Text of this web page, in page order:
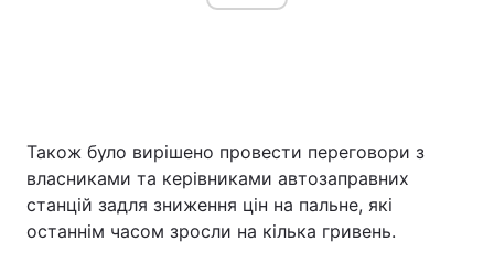
Також було вирішено провести переговори з
власниками та керівниками автозаправних
станцій задля зниження цін на пальне, які
останнім часом зросли на кілька гривень.